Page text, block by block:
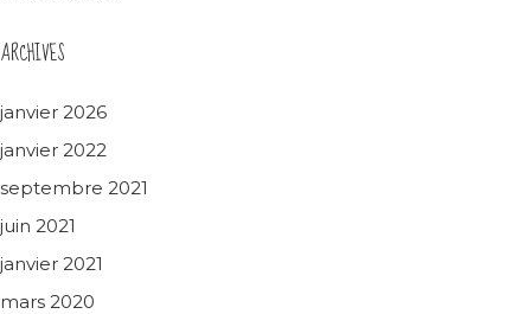
ARCHIVES
janvier 2026
janvier 2022
septembre 2021
juin 2021
janvier 2021
mars 2020